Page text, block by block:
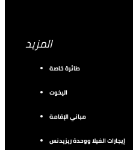
المزيد
طائرة خاصة
اليخوت
مباني الإقامة
إيجارات الفيلا ووحدة ريزيدنس